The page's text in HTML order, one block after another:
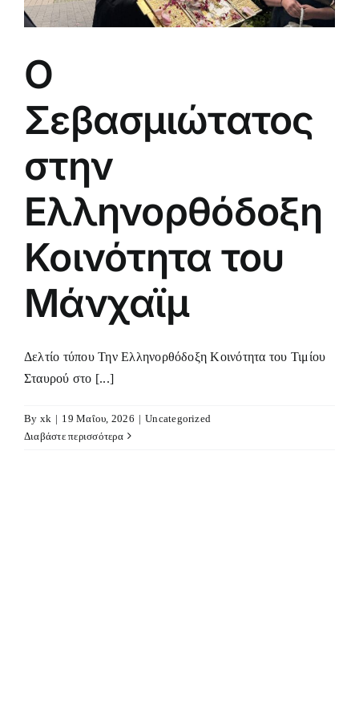
Ο
Σεβασμιώτατος
στην
Ελληνορθόδοξη
Κοινότητα του
Μάνχαϊμ
Δελτίο τύπου Την Ελληνορθόδοξη Κοινότητα του Τιμίου
Σταυρού στο [...]
By xk | 19 Μαΐου, 2026 | Uncategorized
Διαβάστε περισσότερα